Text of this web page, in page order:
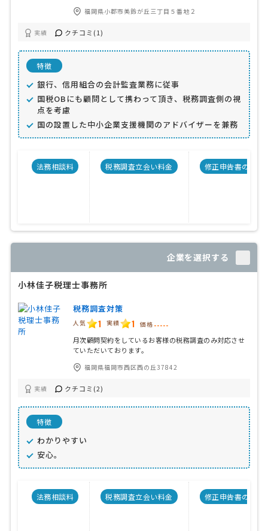
福岡県小郡市美鈴が丘三丁目５番地２
実績 クチコミ(1)
特徴
銀行、信用組合の会計監査業務に従事
国税OBにも顧問として携わって頂き、税務調査側の視
点を考慮
国の設置した中小企業支援機関のアドバイザーを兼務
法務相談料 税務調査立会い料金 修正申告書の料金
企業を選択する
小林佳子税理士事務所
税務調査対策
人気 1 実績 1 価格 -----
月次顧問契約をしているお客様の税務調査のみ対応させ
ていただいております。
福岡県福岡市西区西の丘37842
実績 クチコミ(2)
特徴
わかりやすい
安心。
法務相談料 税務調査立会い料金 修正申告書の料金